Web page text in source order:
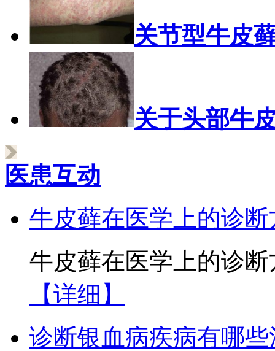
关节型牛皮
关于头部牛
医患互动
牛皮藓在医学上的诊断
牛皮藓在医学上的诊
【详细】
诊断银血病疾病有哪